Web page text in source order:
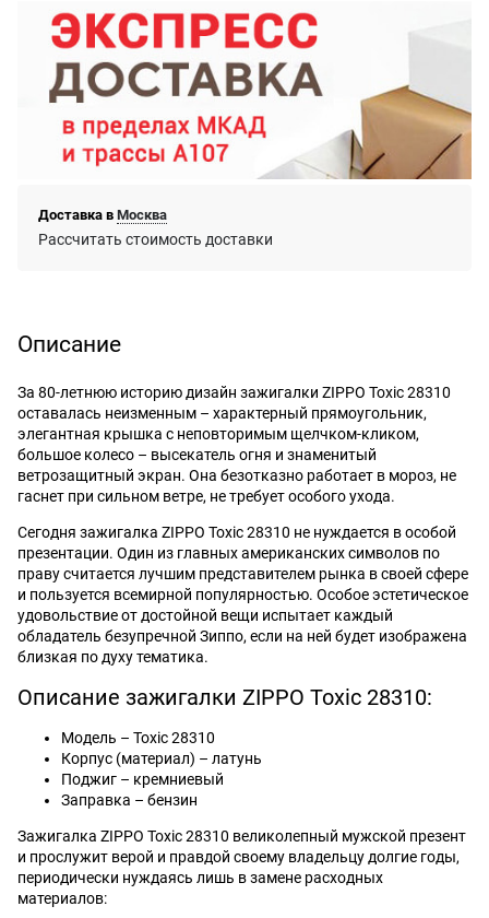
Доставка в Москва
Рассчитать стоимость доставки
Описание
За 80-летнюю историю дизайн зажигалки ZIPPO Toxic 28310
оставалась неизменным – характерный прямоугольник,
элегантная крышка с неповторимым щелчком-кликом,
большое колесо – высекатель огня и знаменитый
ветрозащитный экран. Она безотказно работает в мороз, не
гаснет при сильном ветре, не требует особого ухода.
Сегодня зажигалка ZIPPO Toxic 28310 не нуждается в особой
презентации. Один из главных американских символов по
праву считается лучшим представителем рынка в своей сфере
и пользуется всемирной популярностью. Особое эстетическое
удовольствие от достойной вещи испытает каждый
обладатель безупречной Зиппо, если на ней будет изображена
близкая по духу тематика.
Описание зажигалки ZIPPO Toxic 28310:
Модель – Toxic 28310
Корпус (материал) – латунь
Поджиг – кремниевый
Заправка – бензин
Зажигалка ZIPPO Toxic 28310 великолепный мужской презент
и прослужит верой и правдой своему владельцу долгие годы,
периодически нуждаясь лишь в замене расходных
материалов: